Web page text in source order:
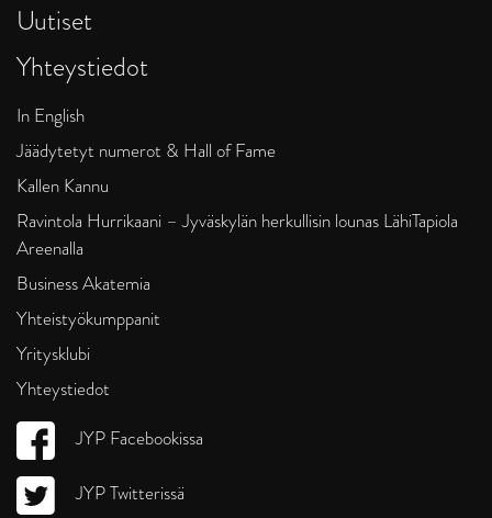
Uutiset
Yhteystiedot
In English
Jäädytetyt numerot & Hall of Fame
Kallen Kannu
Ravintola Hurrikaani – Jyväskylän herkullisin lounas LähiTapiola
Areenalla
Business Akatemia
Yhteistyökumppanit
Yritysklubi
Yhteystiedot
JYP Facebookissa
JYP Twitterissä